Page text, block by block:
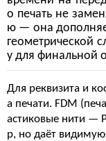
о печать не
ю — она
геометрической
у для финальной
Для реквизита и
а печати. FDM
астиковые нити —
р, но даёт